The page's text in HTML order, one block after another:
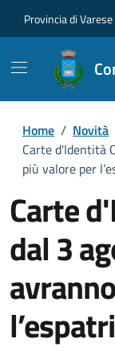
Provincia di Varese
Home / Novità
Carte d'Identità
più valore per
Carte
dal 3